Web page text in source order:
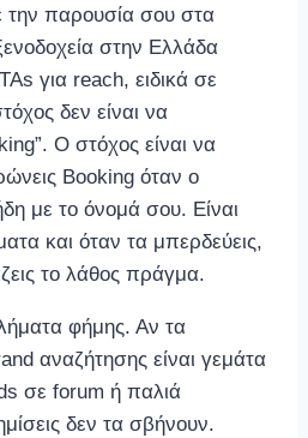
την παρουσία σου στα
στην Ελλάδα
για reach, ειδικά σε
δεν είναι να
Ο στόχος είναι να
Booking όταν ο
με το όνομά σου. Είναι
και όταν τα μπερδεύεις,
το λάθος πράγμα.
φήμης. Αν τα
αναζήτησης είναι γεμάτα
σε forum ή παλιά
δεν τα σβήνουν.